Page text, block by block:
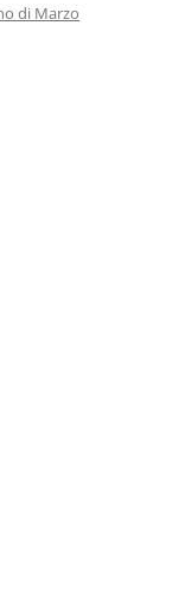
di Marzo